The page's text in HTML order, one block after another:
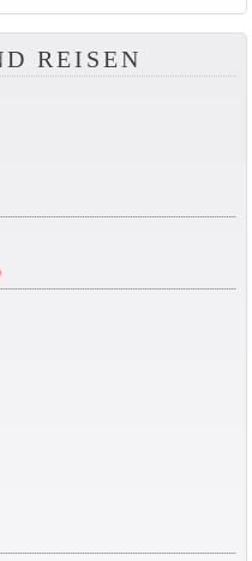
REISEN